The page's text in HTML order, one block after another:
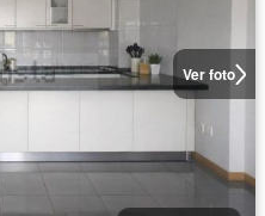
Ver foto